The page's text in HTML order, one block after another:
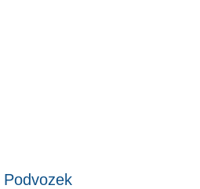
Podvozek